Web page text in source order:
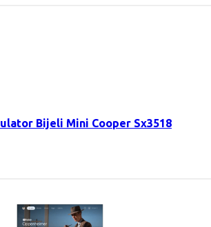
Bijeli Mini Cooper Sx3518